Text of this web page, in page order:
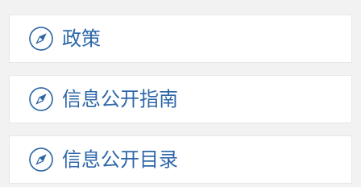
政策
信息公开指南
信息公开 目录